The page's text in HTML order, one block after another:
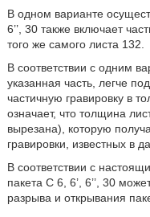
В одном варианте
6’’, 30 также включает
того же самого листа 132.
В соответствии с одним
указанная часть, легче
частичную гравировку в
означает, что толщина
вырезана), которую
гравировки, известных в
В соответствии с
пакета С 6, 6’, 6’’, 30
разрыва и открывания